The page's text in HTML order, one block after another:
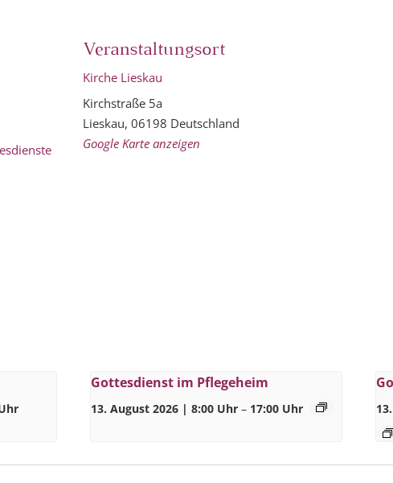
Veranstaltungsort
Kirche Lieskau
Kirchstraße 5a
Lieskau, 06198 Deutschland
Google Karte anzeigen
Gottesdienst im Pflegeheim
13. August 2026 | 8:00 Uhr – 17:00 Uhr